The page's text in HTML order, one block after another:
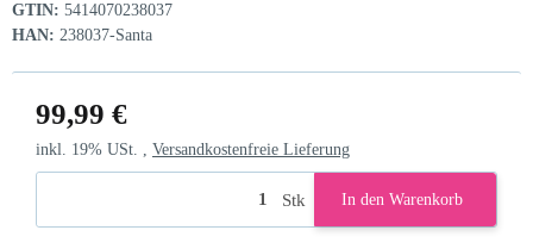
GTIN: 5414070238037
HAN: 238037-Santa
99,99 €
inkl. 19% USt. , Versandkostenfreie Lieferung
Stk In den Warenkorb